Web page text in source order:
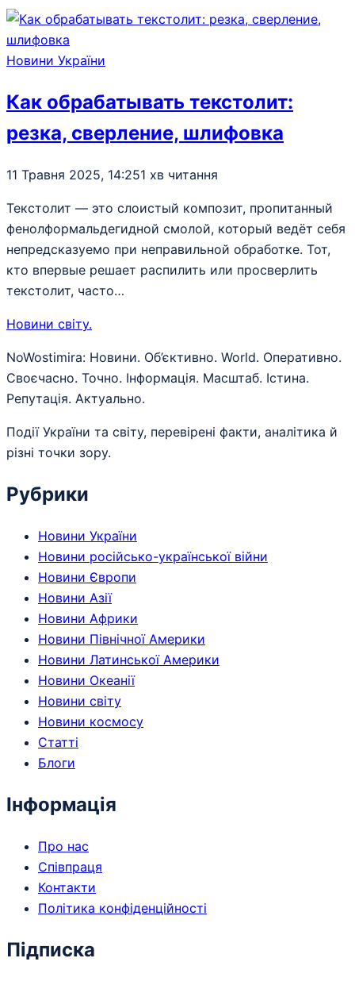
Новини України
Как обрабатывать текстолит:
резка, сверление, шлифовка
11 Травня 2025, 14:251 хв читання
Текстолит — это слоистый композит, пропитанный
фенолформальдегидной смолой, который ведёт себя
непредсказуемо при неправильной обработке. Тот,
кто впервые решает распилить или просверлить
текстолит, часто…
Новини світу.
NoWostimira: Новини. Об’єктивно. World. Оперативно.
Своєчасно. Точно. Інформація. Масштаб. Істина.
Репутація. Актуально.
Події України та світу, перевірені факти, аналітика й
різні точки зору.
Рубрики
Новини України
Новини російсько-української війни
Новини Європи
Новини Азії
Новини Африки
Новини Північної Америки
Новини Латинської Америки
Новини Океанії
Новини світу
Новини космосу
Статті
Блоги
Інформація
Про нас
Співпраця
Контакти
Політика конфіденційності
Підписка